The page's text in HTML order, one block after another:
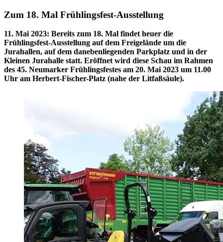
Zum 18. Mal Frühlingsfest-Ausstellung
11. Mai 2023: Bereits zum 18. Mal findet heuer die
Frühlingsfest-Ausstellung auf dem Freigelände um die
Jurahallen, auf dem danebenliegenden Parkplatz und in der
Kleinen Jurahalle statt. Eröffnet wird diese Schau im Rahmen
des 45. Neumarker Frühlingsfestes am 20. Mai 2023 um 11.00
Uhr am Herbert-Fischer-Platz (nahe der Litfaßsäule).